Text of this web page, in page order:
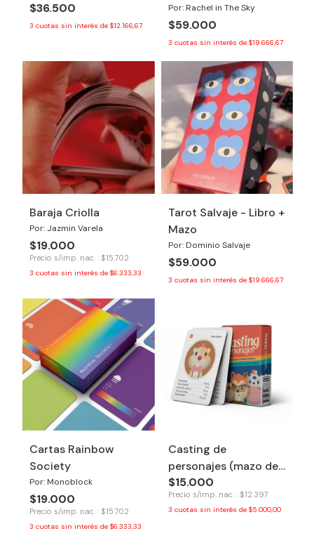
$36.500
3 cuotas sin interés de $12.166,67
Por: Rachel in The Sky
$59.000
3 cuotas sin interés de $19.666,67
Baraja Criolla
Por: Jazmin Varela
$19.000
Precio s/imp. nac. : $15.702
3 cuotas sin interés de $6.333,33
Tarot Salvaje - Libro +
Mazo
Por: Dominio Salvaje
$59.000
3 cuotas sin interés de $19.666,67
Cartas Rainbow
Society
Por: Monoblock
$19.000
Precio s/imp. nac. : $15.702
3 cuotas sin interés de $6.333,33
Casting de
personajes (mazo de
cartas) - Tinkuy
$15.000
Precio s/imp. nac. : $12.397
3 cuotas sin interés de $5.000,00